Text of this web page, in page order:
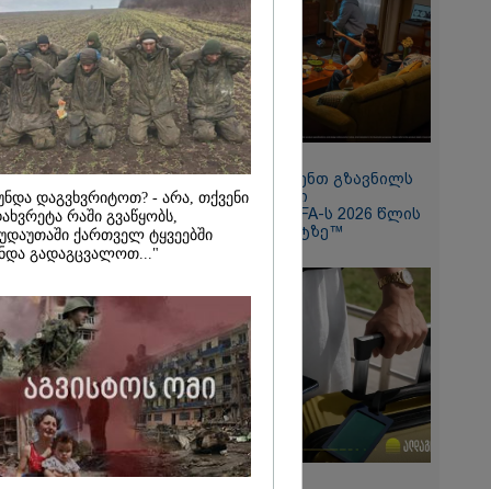
20%-ის
მისი
- ირაკლი
შემდეგ,
ყველას
უმძიმესი
ვალია,
11:13 / 05-08-2026
Hisense წარმოგიდგენთ გზავნილს
"ინოვაციები უკეთესი
ცხოვრებისათვის" FIFA-ს 2026 წლის
მსოფლიო ჩემპიონატზე™
15:49 / 06-08-2026
დაგვხვრიტოთ? - არა, თქვენი
რაში გვაწყობს,
ქართველ ტყვეებში
გადაგცვალოთ..."